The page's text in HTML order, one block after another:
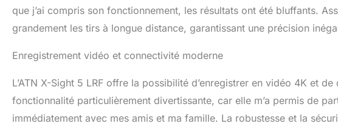
que j’ai compris son fonctionnement, les résultats ont été bluffants.
grandement les tirs à longue distance, garantissant une précision
Enregistrement vidéo et connectivité moderne
L’ATN X-Sight 5 LRF offre la possibilité d’enregistrer en vidéo 4K et
fonctionnalité particulièrement divertissante, car elle m’a permis de
immédiatement avec mes amis et ma famille. La robustesse et la